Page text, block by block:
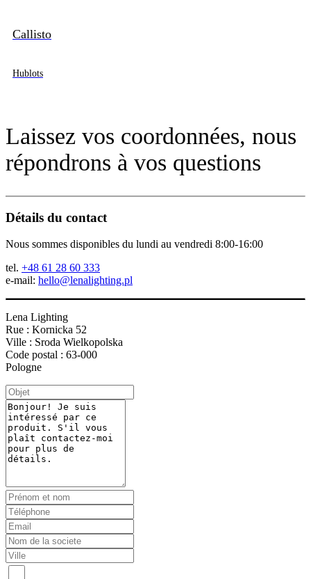
Callisto
Hublots
Laissez vos coordonnées, nous
répondrons à vos questions
Détails du contact
Nous sommes disponibles du lundi au vendredi 8:00-16:00
tel. +48 61 28 60 333
e-mail: hello@lenalighting.pl
Lena Lighting
Rue : Kornicka 52
Ville : Sroda Wielkopolska
Code postal : 63-000
Pologne